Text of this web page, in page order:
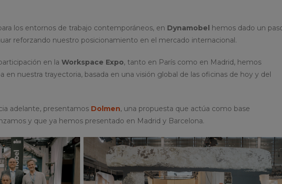
los entornos de trabajo contemporáneos, en Dynamobel hemos dado un
reforzando nuestro posicionamiento en el mercado internacional.
en la Workspace Expo, tanto en París como en Madrid, hemos
en nuestra trayectoria, basada en una visión global de las oficinas de hoy y del
adelante, presentamos Dolmen, una propuesta que actúa como base
y que ya hemos presentado en Madrid y Barcelona.